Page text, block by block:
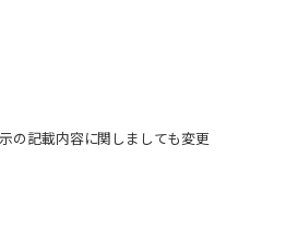
の記載内容に関しましても変更